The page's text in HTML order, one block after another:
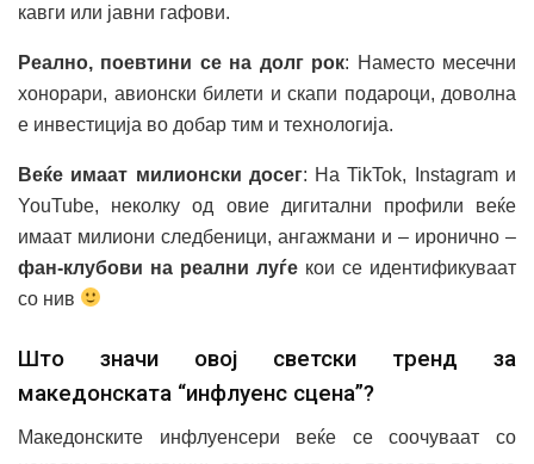
кавги или јавни гафови.
Реално, поевтини се на долг рок: Наместо месечни
хонорари, авионски билети и скапи подароци, доволна
е инвестиција во добар тим и технологија.
Веќе имаат милионски досег: На TikTok, Instagram и
YouTube, неколку од овие дигитални профили веќе
имаат милиони следбеници, ангажмани и – иронично –
фан-клубови на реални луѓе кои се идентификуваат
со нив
Што значи овој светски тренд за
македонската “инфлуенс сцена”?
Македонските инфлуенсери веќе се соочуваат со